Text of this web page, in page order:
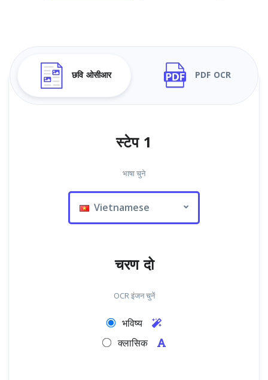
छवि ओसीआर PDF OCR
स्टेप 1
भाषा चुने
Vietnamese
चरण दो
OCR इंजन चुनें
भविष्य
क्लासिक